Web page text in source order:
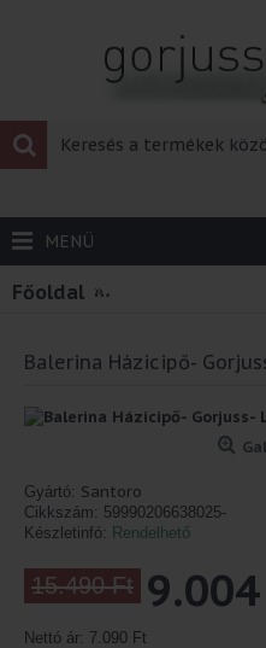
MENÜ
Főoldal Balerina
Balerina Házicipő-
Gyártó: Santoro
Cikkszám: 59990206638025-
Készletinfó: Rendelhető
15.490 Ft
Nettó ár: 7.090 Ft